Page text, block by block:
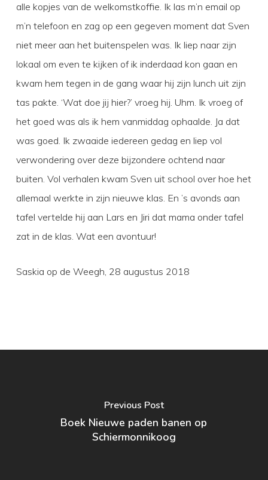
alle kopjes van de welkomstkoffie. Ik las m’n email op
m’n telefoon en zag op een gegeven moment dat Sven
niet meer aan het buitenspelen was. Ik liep naar zijn
lokaal om even te kijken of ik inderdaad kon gaan en
kwam hem tegen in de gang waar hij zijn lunch uit zijn
tas pakte. ‘Wat doe jij hier?’ vroeg hij. Uhm. Ik vroeg of
het goed was als ik hem vanmiddag ophaalde. Ja dat
was goed. Ik zwaaide iedereen gedag en liep vol
verwondering over deze bijzondere ochtend naar
buiten. Vol verhalen kwam Sven uit school over hoe het
allemaal werkte in zijn nieuwe klas. En ’s avonds aan
tafel vertelde hij aan Lars en Jiri dat mama onder tafel
zat in de klas. Wat een avontuur!
Saskia op de Weegh, 28 augustus 2018
Previous Post
Boek Nieuwe paden banen op
Schiermonnikoog